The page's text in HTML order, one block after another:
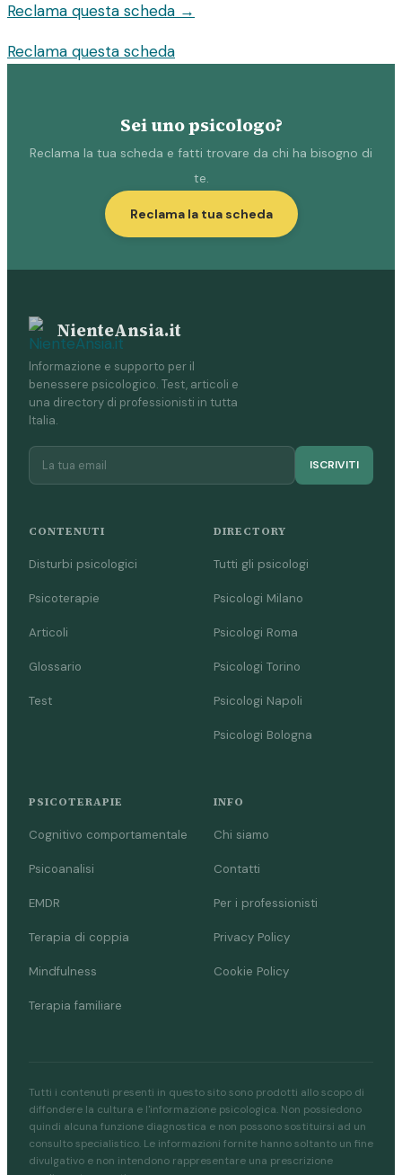
Reclama questa scheda →
Reclama questa scheda
Sei uno psicologo?
Reclama la tua scheda e fatti trovare da chi ha bisogno di
te.
Reclama la tua scheda
NienteAnsia.it
Informazione e supporto per il
benessere psicologico. Test, articoli e
una directory di professionisti in tutta
Italia.
ISCRIVITI
CONTENUTI
Disturbi psicologici
Psicoterapie
Articoli
Glossario
Test
DIRECTORY
Tutti gli psicologi
Psicologi Milano
Psicologi Roma
Psicologi Torino
Psicologi Napoli
Psicologi Bologna
PSICOTERAPIE
Cognitivo comportamentale
Psicoanalisi
EMDR
Terapia di coppia
Mindfulness
Terapia familiare
INFO
Chi siamo
Contatti
Per i professionisti
Privacy Policy
Cookie Policy
Tutti i contenuti presenti in questo sito sono prodotti allo scopo di
diffondere la cultura e l'informazione psicologica. Non possiedono
quindi alcuna funzione diagnostica e non possono sostituirsi ad un
consulto specialistico. Le informazioni fornite hanno soltanto un fine
divulgativo e non intendono rappresentare una prescrizione